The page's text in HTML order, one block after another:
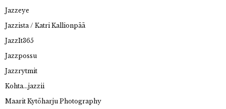
Jazzeye
Jazzista / Katri Kallionpää
JazzIt365
Jazzpossu
Jazzrytmit
Kohta…jazzii
Maarit Kytöharju Photography